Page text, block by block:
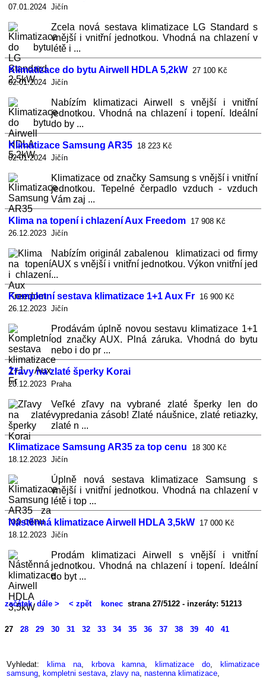
07.01.2024 Jičín
Zcela nová sestava klimatizace LG Standard s
vnější i vnitřní jednotkou. Vhodná na chlazení v
létě i ...
Klimatizace do bytu Airwell HDLA 5,2kW 27 100 Kč
02.01.2024 Jičín
Nabízím klimatizaci Airwell s vnější i vnitřní
jednotkou. Vhodná na chlazení i topení. Ideální
do by ...
Klimatizace Samsung AR35 18 223 Kč
02.01.2024 Jičín
Klimatizace od značky Samsung s vnější i vnitřní
jednotkou. Tepelné čerpadlo vzduch - vzduch
Vám zaj ...
Klima na topení i chlazení Aux Freedom 17 908 Kč
26.12.2023 Jičín
Nabízím originál zabalenou klimatizaci od firmy
AUX s vnější i vnitřní jednotkou. Výkon vnitřní jed
...
Kompletní sestava klimatizace 1+1 Aux Fr 16 900 Kč
26.12.2023 Jičín
Prodávám úplně novou sestavu klimatizace 1+1
od značky AUX. Plná záruka. Vhodná do bytu
nebo i do pr ...
Zľavy na zlaté šperky Korai
20.12.2023 Praha
Veľké zľavy na vybrané zlaté šperky len do
vypredania zásob! Zlaté náušnice, zlaté retiazky,
zlaté n ...
Klimatizace Samsung AR35 za top cenu
18 300 Kč
18.12.2023 Jičín
Úplně nová sestava klimatizace Samsung s
vnější i vnitřní jednotkou. Vhodná na chlazení v
létě i top ...
Nástěnná klimatizace Airwell HDLA 3,5kW 17 000 Kč
18.12.2023 Jičín
Prodám klimatizaci Airwell s vnější i vnitřní
jednotkou. Vhodná na chlazení i topení. Ideální
do byt ...
začátek dále > < zpět konec strana 27/5122 - inzeráty: 51213
27 28 29 30 31 32 33 34 35 36 37 38 39 40 41
Vyhledat: klima na, krbova kamna, klimatizace do,
klimatizace
samsung, kompletni sestava, zlavy na, nastenna klimatizace,